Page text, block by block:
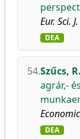
Eur. Sci. J.
DEA
54.Szűcs,
agrár,-
DEA